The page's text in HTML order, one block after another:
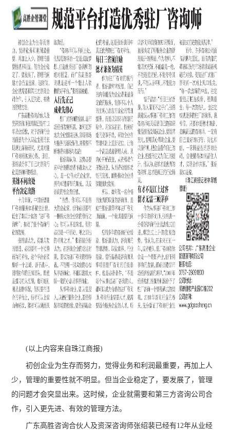
(以上内容来自珠江商报)
初创企业为生存而努力，觉得业务和利润最重要，再加上人
少，管理的重要性就不明显。但当企业稳定了，要发展了，管理
的问题才会突显出来。这时候，企业就需要和第三方咨询公司合
作，引入更先进、有效的管理方法。
广东高胜咨询合伙人及资深咨询师张绍裴已经有12年从业经